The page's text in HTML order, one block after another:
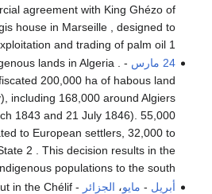
agreement with King Ghézo of
house in Marseille , designed to
and trading of palm oil 1 .
24 مارس
lands in Algeria .
200,000 ha of habous land
including 168,000 around Algiers
1843 and 21 July 1846). 55,000
to European settlers, 32,000 to
2 . This decision results in the
populations to the south.
أبريل - مايو، الجزائر
in the Chélif